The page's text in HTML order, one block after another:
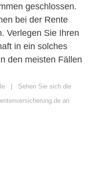
geschlossen.
bei der Rente
Verlegen Sie Ihren
in ein solches
den meisten Fällen
| Sehen Sie sich die
an